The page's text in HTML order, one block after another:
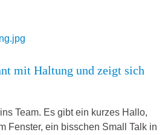
mit Haltung und zeigt sich
Team. Es gibt ein kurzes Hallo,
Fenster, ein bisschen Small Talk in